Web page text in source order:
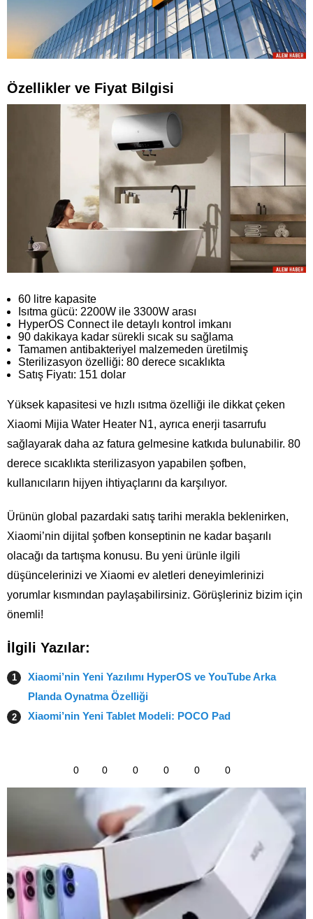
Özellikler ve Fiyat Bilgisi
60 litre kapasite
Isıtma gücü: 2200W ile 3300W arası
HyperOS Connect ile detaylı kontrol imkanı
90 dakikaya kadar sürekli sıcak su sağlama
Tamamen antibakteriyel malzemeden üretilmiş
Sterilizasyon özelliği: 80 derece sıcaklıkta
Satış Fiyatı: 151 dolar
Yüksek kapasitesi ve hızlı ısıtma özelliği ile dikkat çeken
Xiaomi Mijia Water Heater N1, ayrıca enerji tasarrufu
sağlayarak daha az fatura gelmesine katkıda bulunabilir. 80
derece sıcaklıkta sterilizasyon yapabilen şofben,
kullanıcıların hijyen ihtiyaçlarını da karşılıyor.
Ürünün global pazardaki satış tarihi merakla beklenirken,
Xiaomi’nin dijital şofben konseptinin ne kadar başarılı
olacağı da tartışma konusu. Bu yeni ürünle ilgili
düşüncelerinizi ve Xiaomi ev aletleri deneyimlerinizi
yorumlar kısmından paylaşabilirsiniz. Görüşleriniz bizim için
önemli!
İlgili Yazılar:
Xiaomi’nin Yeni Yazılımı HyperOS ve YouTube Arka
Planda Oynatma Özelliği
Xiaomi’nin Yeni Tablet Modeli: POCO Pad
0 0 0 0 0 0